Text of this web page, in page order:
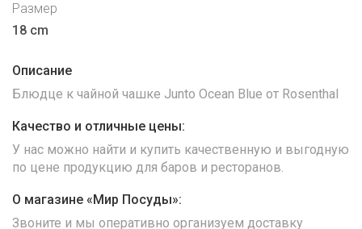
Размер
18 cm
Описание
Блюдце к чайной чашке Junto Ocean Blue от Rosenthal
Качество и отличные цены:
У нас можно найти и купить качественную и выгодную
по цене продукцию для баров и ресторанов.
О магазине «Мир Посуды»:
Звоните и мы оперативно организуем доставку